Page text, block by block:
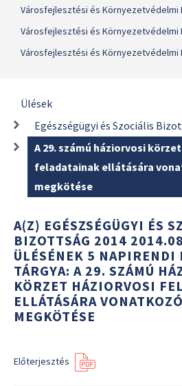
Városfejlesztési és Környezetvédelmi
Városfejlesztési és Környezetvédelmi
Városfejlesztési és Környezetvédelmi
Ülések
Egészségügyi és Szociális
A 29. számú háziorvosi
feladatainak ellátására
megkötése
A(Z) EGÉSZSÉGÜGYI ÉS
BIZOTTSÁG 2014
ÜLÉSÉNEK 5 NAPIRENDI
TÁRGYA: A 29. SZÁMÚ
KÖRZET HÁZIORVOSI
ELLÁTÁSÁRA
MEGKÖTÉSE
Előterjesztés